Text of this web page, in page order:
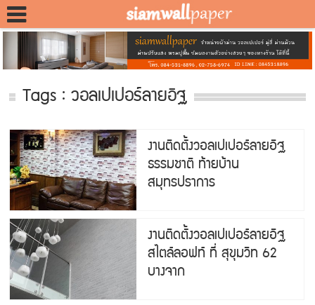
Tags : วอลเปเปอร์ลายอิฐ
งานติดตั้งวอลเปเปอร์ลายอิฐ
ธรรมชาติ ท้ายบ้าน
สมุทรปราการ
งานติดตั้งวอลเปเปอร์ลายอิฐ
สไตล์ลอฟท์ ที่ สุขุมวิท 62
บางจาก